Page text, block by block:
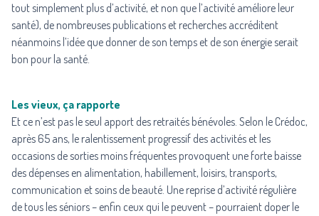
tout simplement plus d’activité, et non que l’activité améliore leur
santé), de nombreuses publications et recherches accréditent
néanmoins l’idée que donner de son temps et de son énergie serait
bon pour la santé.
Les vieux, ça rapporte
Et ce n’est pas le seul apport des retraités bénévoles. Selon le Crédoc,
après 65 ans, le ralentissement progressif des activités et les
occasions de sorties moins fréquentes provoquent une forte baisse
des dépenses en alimentation, habillement, loisirs, transports,
communication et soins de beauté. Une reprise d’activité régulière
de tous les séniors – enfin ceux qui le peuvent – pourraient doper le